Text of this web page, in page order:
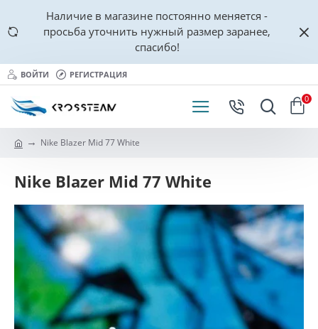
Наличие в магазине постоянно меняется -
просьба уточнить нужный размер заранее,
спасибо!
ВОЙТИ РЕГИСТРАЦИЯ
0
Nike Blazer Mid 77 White
Nike Blazer Mid 77 White